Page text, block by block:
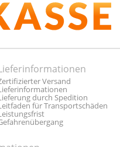
Versand
durch Spedition
für Transportschäden